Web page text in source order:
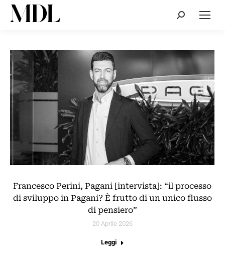
Cerca:
Francesco Perini, Pagani [intervista]: “il processo
di sviluppo in Pagani? È frutto di un unico flusso
di pensiero”
20 Aprile 2026
Leggi